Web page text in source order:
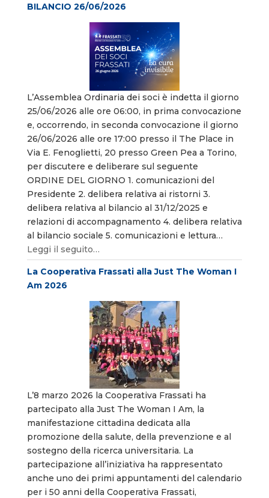
BILANCIO 26/06/2026
L’Assemblea Ordinaria dei soci è indetta il giorno
25/06/2026 alle ore 06:00, in prima convocazione
e, occorrendo, in seconda convocazione il giorno
26/06/2026 alle ore 17:00 presso il The Place in
Via E. Fenoglietti, 20 presso Green Pea a Torino,
per discutere e deliberare sul seguente
ORDINE DEL GIORNO 1. comunicazioni del
Presidente 2. delibera relativa ai ristorni 3.
delibera relativa al bilancio al 31/12/2025 e
relazioni di accompagnamento 4. delibera relativa
al bilancio sociale 5. comunicazioni e lettura…
Leggi il seguito…
La Cooperativa Frassati alla Just The Woman I
Am 2026
L’8 marzo 2026 la Cooperativa Frassati ha
partecipato alla Just The Woman I Am, la
manifestazione cittadina dedicata alla
promozione della salute, della prevenzione e al
sostegno della ricerca universitaria. La
partecipazione all’iniziativa ha rappresentato
anche uno dei primi appuntamenti del calendario
per i 50 anni della Cooperativa Frassati,